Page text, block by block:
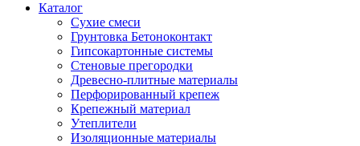
Каталог
Сухие смеси
Грунтовка Бетоноконтакт
Гипсокартонные системы
Стеновые прегородки
Древесно-плитные материалы
Перфорированный крепеж
Крепежный материал
Утеплители
Изоляционные материалы